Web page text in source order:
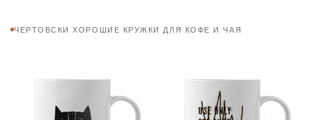
ЧЕРТОВСКИ ХОРОШИЕ КРУЖКИ ДЛЯ КОФЕ И ЧАЯ